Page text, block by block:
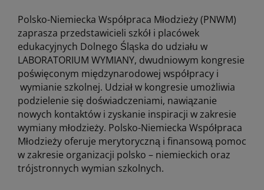
Polsko-Niemiecka Współpraca Młodzieży (PNWM)
zaprasza przedstawicieli szkół i placówek
edukacyjnych Dolnego Śląska do udziału w
LABORATORIUM WYMIANY, dwudniowym kongresie
poświęconym międzynarodowej współpracy i
wymianie szkolnej. Udział w kongresie umożliwia
podzielenie się doświadczeniami, nawiązanie
nowych kontaktów i zyskanie inspiracji w zakresie
wymiany młodzieży. Polsko-Niemiecka Współpraca
Młodzieży oferuje merytoryczną i finansową pomoc
w zakresie organizacji polsko – niemieckich oraz
trójstronnych wymian szkolnych.